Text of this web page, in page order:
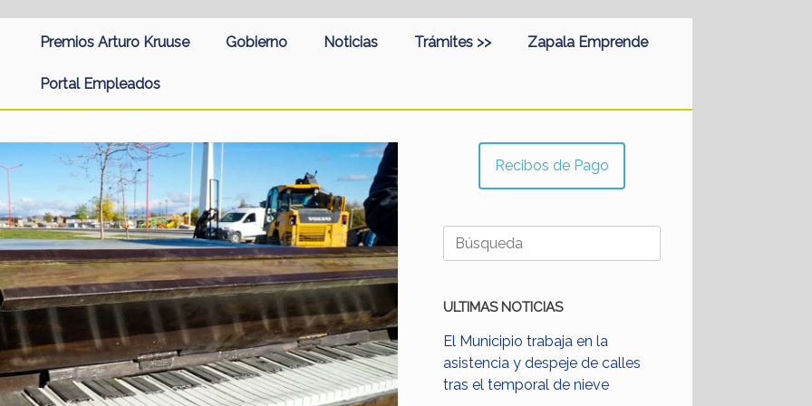
Premios Arturo Kruuse Gobierno Noticias Trámites >> Zapala Emprende
Portal Empleados
Recibos de Pago
Buscar:
ULTIMAS NOTICIAS
El Municipio trabaja en la
asistencia y despeje de calles
tras el temporal de nieve